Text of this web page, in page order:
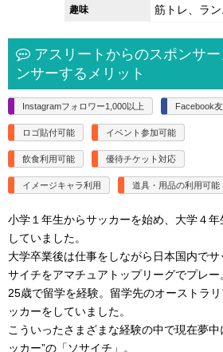
趣味 筋トレ、ラ
アスリートからのスポンサ
ンサーするメリット
Instagramフォロワー1,000以上 Facebook
ロゴ貼付可能 イベント参加可能
飲食利用可能 優待チケット対応
イメージキャラ利用 道具・用品の利用可能
小学１年生からサッカーを始め、大学４
していました。
大学卒業後は仕事をしながら日本国内で
サイチをアマチュアトップリーグでプレー
25歳で留学を経験。留学先のオーストラ
ッカーをしていました。
こういったさまざまな経験の中で現在夢
ッカー”の「ソサイチ」。